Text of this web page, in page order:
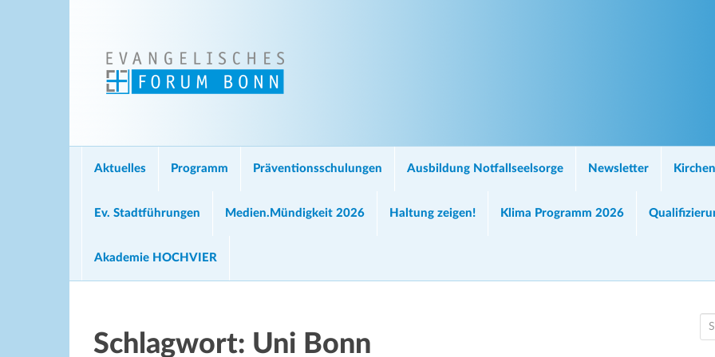
Aktuelles Programm Präventionsschulungen Ausbildung Notfallseelsorge Newsletter
Ev. Stadtführungen Medien.Mündigkeit 2026 Haltung zeigen! Klima Programm 2026
Akademie HOCHVIER
Schlagwort: Uni Bonn
e